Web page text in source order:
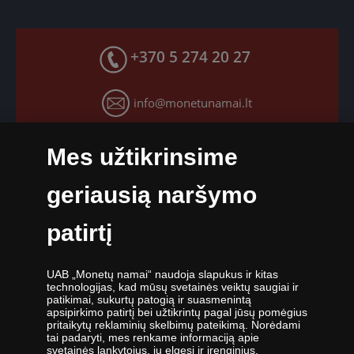
Greitas pristatymas
Grąžinimo garantija
Slapukų nustatymai
Facebook paskyra
YouTube paskyra
+370 5 274 20 27
info@monetunamai.lt
Darbo dienomis nuo 9:00 iki 17:00 val.
oficiali kolekcinių monetų ir medalių platintoja Lietuvoje. Nuo 2009
metų veikianti UAB „Monetų namai“ priklauso „Samlerhuset Group“
įmonių grupei.
Viena didžiausių numizmatinių gaminių platintojų grupė Europoje
,,Samlerhuset Group“ turi padalinius 14-oje Europos šalių, kuriuose
Mes užtikrinsime
geriausią naršymo
patirtį
UAB „Monetų namai“ naudoja slapukus ir kitas
technologijas, kad mūsų svetainės veiktų saugiai ir
patikimai, sukurtų patogią ir suasmenintą
apsipirkimo patirtį bei užtikrintų pagal jūsų pomėgius
pritaikytų reklaminių skelbimų pateikimą. Norėdami
tai padaryti, mes renkame informaciją apie
svetainės lankytojus, jų elgesį ir įrenginius.